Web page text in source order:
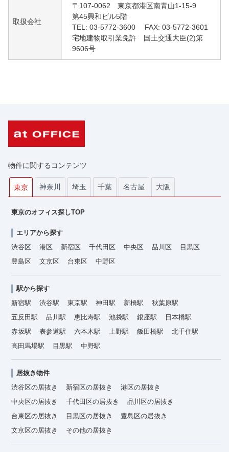
取扱会社
〒107-0062 東京都港区南青山1-15-9
第45興和ビル5階
TEL: 03-5772-3600 FAX: 03-5772-3601
宅地建物取引業免許 国土交通大臣(2)第
9606号
物件に関するコンテンツ
東京 神奈川 埼玉 千葉 名古屋 大阪
東京のオフィス探しTOP
エリアから探す
渋谷区
港区 新宿区 千代田区 中央区 品川区
目黒区
豊島区
文京区 台東区 中野区
駅から探す
新宿駅
渋谷駅 東京駅 神田駅 新橋駅
秋葉原駅
五反田駅
品川駅 恵比寿駅 池袋駅 銀座駅
日本橋駅
赤坂駅
表参道駅 六本木駅 上野駅 飯田橋駅
北千住駅
高田馬場駅
目黒駅 中野駅
居抜き物件
渋谷区の居抜き
新宿区の居抜き
港区の居抜き
中央区の居抜き
千代田区の居抜き
品川区の居抜き
台東区の居抜き
目黒区の居抜き
豊島区の居抜き
文京区の居抜き
その他の居抜き